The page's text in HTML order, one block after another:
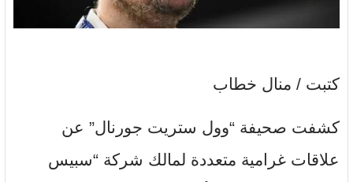
كتبت / منال خطاب
كشفت صحيفة “وول ستريت جورنال” عن
علاقات غرامية متعددة لمالك شركة “سبيس